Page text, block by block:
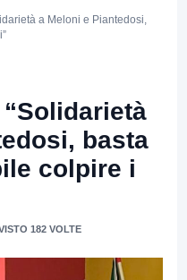
a Meloni e Piantedosi,
“Solidarietà
basta
colpire i
182 VOLTE